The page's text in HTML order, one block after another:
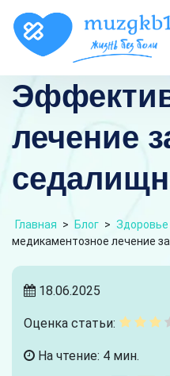
лечение
Главная > Блог > Здоровье
медикаментозное лечение
18.06.2025
Оценка статьи:
На чтение: 4 мин.